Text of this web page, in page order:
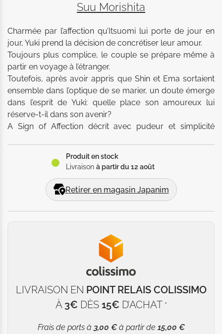
Suu Morishita
Charmée par l’affection qu’Itsuomi lui porte de jour en
jour, Yuki prend la décision de concrétiser leur amour.
Toujours plus complice, le couple se prépare même à
partir en voyage à l’étranger.
Toutefois, après avoir appris que Shin et Ema sortaient
ensemble dans l’optique de se marier, un doute émerge
dans l’esprit de Yuki: quelle place son amoureux lui
réserve-t-il dans son avenir?
A Sign of Affection décrit avec pudeur et simplicité
À n'en pas douter, les personnages de ce manga ne
manqueront pas de vous émouvoir!
Produit en stock
Livraison à partir du 12 août
Retirer en magasin Japanim
LIVRAISON EN POINT RELAIS COLISSIMO
À 3€ DÈS 15€ D’ACHAT *
Frais de ports à 3,00 €à partir de 15,00 €